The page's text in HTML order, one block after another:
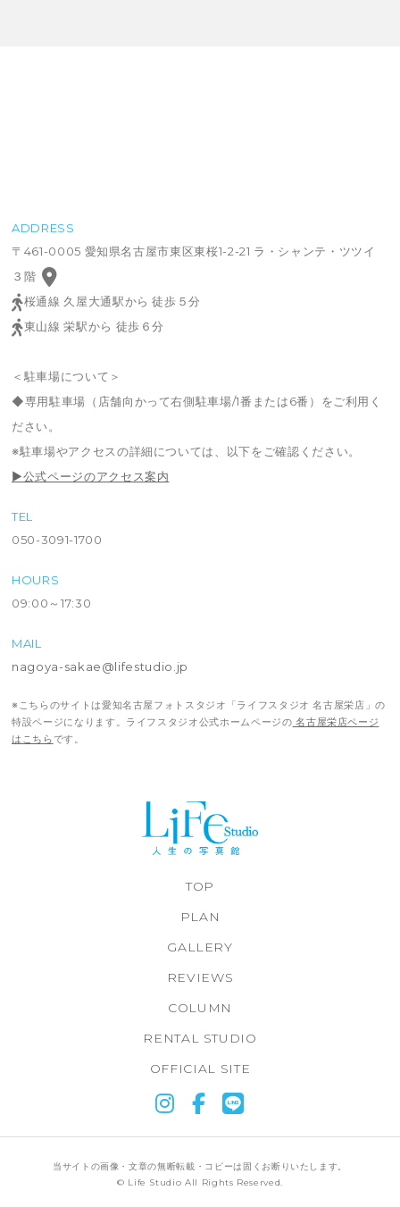
ADDRESS
〒461-0005 愛知県名古屋市東区東桜1-2-21 ラ・シャンテ・ツツイ
３階
桜通線 久屋大通駅から 徒歩５分
東山線 栄駅から 徒歩６分
＜駐車場について＞
◆専用駐車場（店舗向かって右側駐車場/1番または6番）をご利用く
ださい。
※駐車場やアクセスの詳細については、以下をご確認ください。
▶公式ページのアクセス案内
TEL
050-3091-1700
HOURS
09:00～17:30
MAIL
nagoya-sakae@lifestudio.jp
※こちらのサイトは愛知名古屋フォトスタジオ「ライフスタジオ 名古屋栄店」の
特設ページになります。ライフスタジオ公式ホームページの 名古屋栄店ページ
はこちら です。
TOP
PLAN
GALLERY
REVIEWS
COLUMN
RENTAL STUDIO
OFFICIAL SITE
当サイトの画像・文章の無断転載・コピーは固くお断りいたします。
© Life Studio All Rights Reserved.